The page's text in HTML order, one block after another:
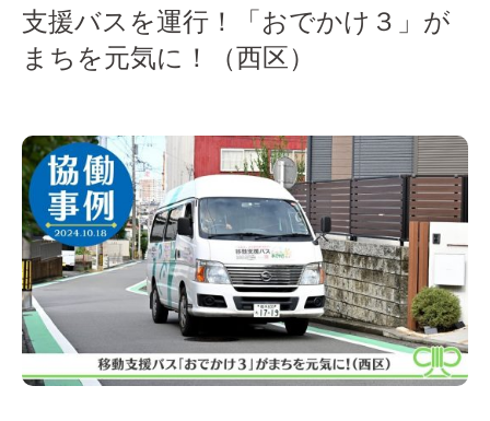
支援バスを運行！「おでかけ３」が
まちを元気に！（西区）